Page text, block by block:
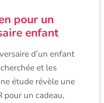
pour un
enfant
d’un enfant
et les
étude révèle une
pour un cadeau,